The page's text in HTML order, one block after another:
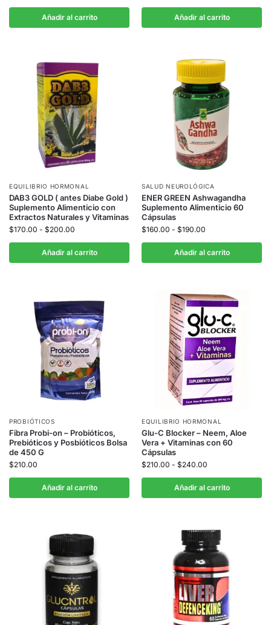
Añadir al carrito Añadir al carrito
EQUILIBRIO HORMONAL
DAB3 GOLD ( antes Diabe Gold )
Suplemento Alimenticio con
Extractos Naturales y Vitaminas
$170.00 - $200.00
Añadir al carrito
SALUD NEUROLÓGICA
ENER GREEN Ashwagandha
Suplemento Alimenticio 60
Cápsulas
$160.00 - $190.00
Añadir al carrito
PROBIÓTICOS
Fibra Probi-on – Probióticos,
Prebióticos y Posbióticos Bolsa
de 450 G
$210.00
Añadir al carrito
EQUILIBRIO HORMONAL
Glu-C Blocker – Neem, Aloe
Vera + Vitaminas con 60
Cápsulas
$210.00 - $240.00
Añadir al carrito